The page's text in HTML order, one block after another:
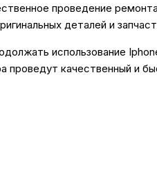
проведение
деталей и
использование
проведут качественный и